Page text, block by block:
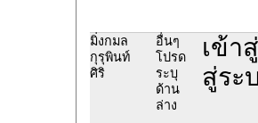
มิ่งกมล
กุรุพินท์
ศิริ
อื่นๆ
โปรด
ระบุ
ด้าน
ล่าง
เข้า
สู่ระ